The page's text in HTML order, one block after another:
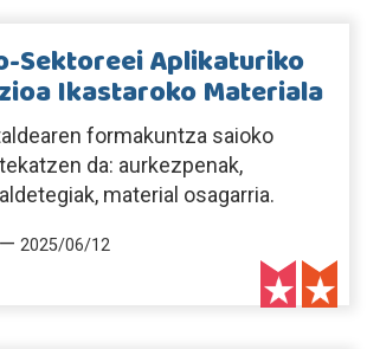
Sektoreei Aplikaturiko
Ikastaroko Materiala
formakuntza saioko
da: aurkezpenak,
material osagarria.
— 2025/06/12